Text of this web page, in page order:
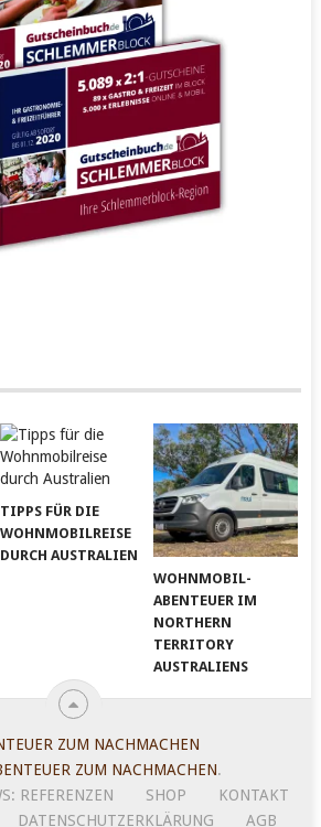
TIPPS FÜR DIE
WOHNMOBILREISE
DURCH AUSTRALIEN
WOHNMOBIL-
ABENTEUER IM
NORTHERN
TERRITORY
AUSTRALIENS
ZUM NACHMACHEN.
REFERENZEN
SHOP
KONTAKT
DATENSCHUTZERKLÄRUNG AGB